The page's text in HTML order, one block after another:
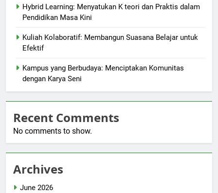
Hybrid Learning: Menyatukan K teori dan Praktis dalam
Pendidikan Masa Kini
Kuliah Kolaboratif: Membangun Suasana Belajar untuk
Efektif
Kampus yang Berbudaya: Menciptakan Komunitas
dengan Karya Seni
Recent Comments
No comments to show.
Archives
June 2026